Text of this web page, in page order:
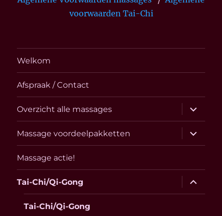
voorwaarden Tai-Chi
Welkom
Afspraak / Contact
Overzicht alle massages
Massage voordeelpakketten
Massage actie!
Tai-Chi/Qi-Gong
Tai-Chi/Qi-Gong